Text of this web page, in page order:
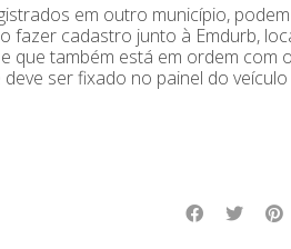
em outro município,
fazer cadastro junto à Emdurb,
que também está em ordem com
ser fixado no painel do